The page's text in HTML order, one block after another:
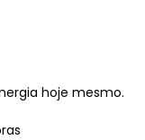
hoje mesmo.